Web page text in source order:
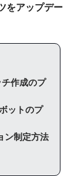
をアップデー
作成のプ
ットのプ
ン制定方法